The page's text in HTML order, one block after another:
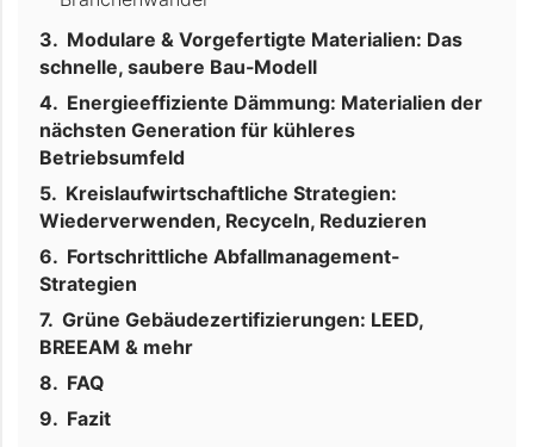
Modulare & Vorgefertigte Materialien: Das
schnelle, saubere Bau-Modell
Energieeffiziente Dämmung: Materialien der
nächsten Generation für kühleres
Betriebsumfeld
Kreislaufwirtschaftliche Strategien:
Wiederverwenden, Recyceln, Reduzieren
Fortschrittliche Abfallmanagement-
Strategien
Grüne Gebäudezertifizierungen: LEED,
BREEAM & mehr
FAQ
Fazit